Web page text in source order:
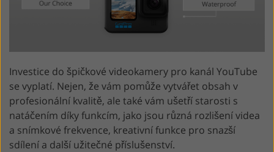
Investice do špičkové videokamery pro kanál YouTube
se vyplatí. Nejen, že vám pomůže vytvářet obsah v
profesionální kvalitě, ale také vám ušetří starosti s
natáčením díky funkcím, jako jsou různá rozlišení videa
a snímkové frekvence, kreativní funkce pro snazší
sdílení a další užitečné příslušenství.